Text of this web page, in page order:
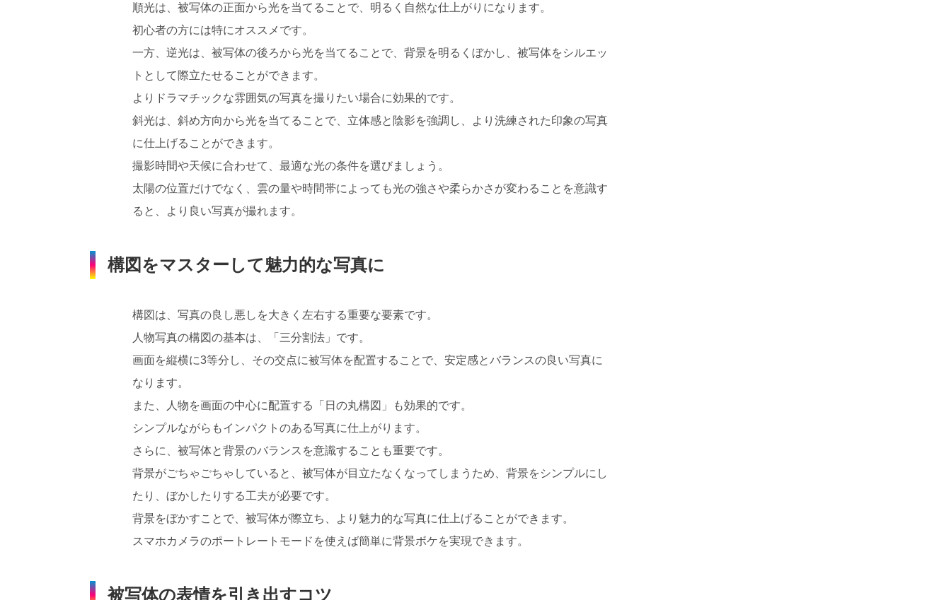
順光は、被写体の正面から光を当てることで、明るく自然な仕上がりになります。
初心者の方には特にオススメです。
一方、逆光は、被写体の後ろから光を当てることで、背景を明るくぼかし、被写体をシルエッ
トとして際立たせることができます。
よりドラマチックな雰囲気の写真を撮りたい場合に効果的です。
斜光は、斜め方向から光を当てることで、立体感と陰影を強調し、より洗練された印象の写真
に仕上げることができます。
撮影時間や天候に合わせて、最適な光の条件を選びましょう。
太陽の位置だけでなく、雲の量や時間帯によっても光の強さや柔らかさが変わることを意識す
ると、より良い写真が撮れます。
構図をマスターして魅力的な写真に
構図は、写真の良し悪しを大きく左右する重要な要素です。
人物写真の構図の基本は、「三分割法」です。
画面を縦横に3等分し、その交点に被写体を配置することで、安定感とバランスの良い写真に
なります。
また、人物を画面の中心に配置する「日の丸構図」も効果的です。
シンプルながらもインパクトのある写真に仕上がります。
さらに、被写体と背景のバランスを意識することも重要です。
背景がごちゃごちゃしていると、被写体が目立たなくなってしまうため、背景をシンプルにし
たり、ぼかしたりする工夫が必要です。
背景をぼかすことで、被写体が際立ち、より魅力的な写真に仕上げることができます。
スマホカメラのポートレートモードを使えば簡単に背景ボケを実現できます。
被写体の表情を引き出すコツ